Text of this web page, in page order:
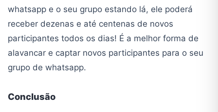
whatsapp e o seu grupo estando lá, ele poderá
receber dezenas e até centenas de novos
participantes todos os dias! É a melhor forma de
alavancar e captar novos participantes para o seu
grupo de whatsapp.
Conclusão